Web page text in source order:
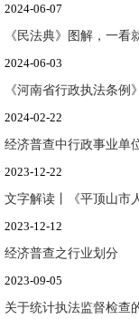
2024-06-07
《民法典》图解，一看
2024-06-03
《河南省行政执法条例
2024-02-22
经济普查中行政事业单
2023-12-22
文字解读丨《平顶山市
2023-12-12
经济普查之行业划分
2023-09-05
关于统计执法监督检查